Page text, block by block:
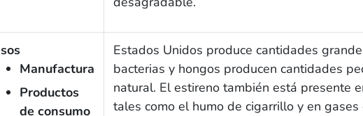
Manufactura
Productos
de consumo
Estados Unidos produce cantidades
bacterias y hongos producen cantidades
natural. El estireno también está presente
tales como el humo de cigarrillo y en